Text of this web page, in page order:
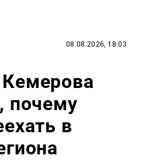
08.08.2026, 18:03
почему
в